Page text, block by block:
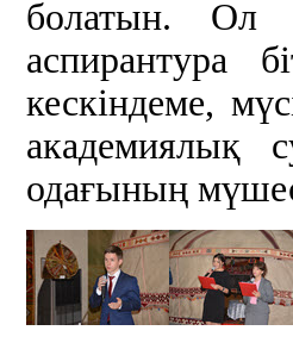
болатын. Ол
аспирантура
кескіндеме,
академиялық
одағының